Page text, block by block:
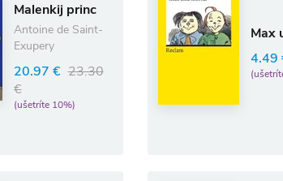
Malenkij princ
Antoine de Saint-
Exupery
20.97 € 23.30
€
(ušetríte 10%)
Max
4.49